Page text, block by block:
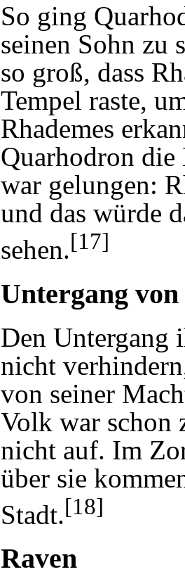
So ging
seinen Sohn zu
so groß, dass
Tempel raste,
Rhademes
Quarhodron die
war gelungen:
und das würde
sehen.[17]
Untergang
Den Untergang
nicht
von seiner
Volk war schon
nicht auf. Im
über sie
Stadt.[18]
Raven